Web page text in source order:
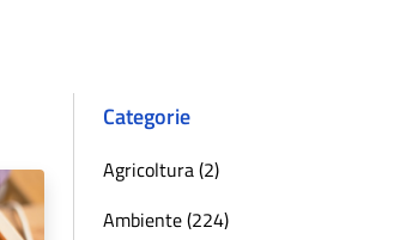
Categorie
Agricoltura (2)
Ambiente (224)